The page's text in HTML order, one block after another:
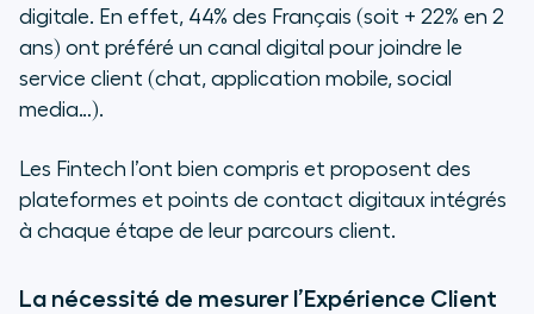
digitale. En effet, 44% des Français (soit + 22% en 2
ans) ont préféré un canal digital pour joindre le
service client (chat, application mobile, social
media…).
Les Fintech l’ont bien compris et proposent des
plateformes et points de contact digitaux intégrés
à chaque étape de leur parcours client.
La nécessité de mesurer l’Expérience Client